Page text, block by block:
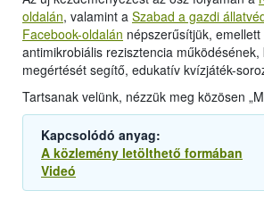
oldalán, valamint a Szabad a gazdi
Facebook-oldalán népszerűsítjük, emellett
antimikrobiális rezisztencia
megértését segítő, edukatív kvízjáték-
Tartsanak velünk, nézzük meg közösen
Kapcsolódó anyag:
A közlemény letölthető formában
Videó